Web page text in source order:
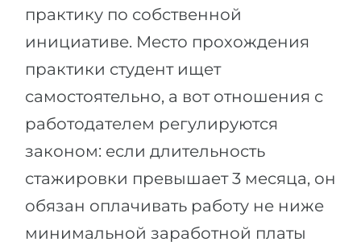
практику по собственной
инициативе. Место прохождения
практики студент ищет
самостоятельно, а вот отношения с
работодателем регулируются
законом: если длительность
стажировки превышает 3 месяца, он
обязан оплачивать работу не ниже
минимальной заработной платы